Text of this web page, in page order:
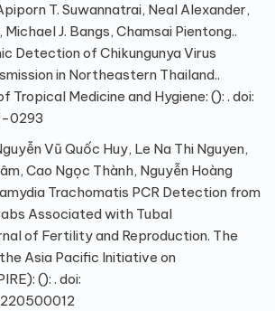
T. Suwannatrai, Neal Alexander,
Michael J. Bangs, Chamsai Pientong..
Detection of Chikungunya Virus
in Northeastern Thailand..
Tropical Medicine and Hygiene: (): . doi:
0293
Vũ Quốc Huy, Le Na Thi Nguyen,
Cao Ngọc Thành, Nguyễn Hoàng
Trachomatis PCR Detection from
Associated with Tubal
of Fertility and Reproduction. The
Asia Pacific Initiative on
(): . doi: